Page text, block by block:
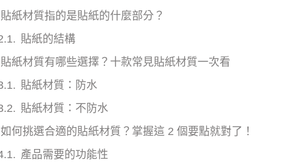
貼紙材質指的是貼紙的什麼部分？
貼紙的結構
貼紙材質有哪些選擇？十款常見貼紙材質一次看
貼紙材質：防水
貼紙材質：不防水
如何挑選合適的貼紙材質？掌握這 2 個要點就對了！
產品需要的功能性